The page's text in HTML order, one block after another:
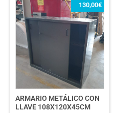
ARMARIO METÁLICO CON
LLAVE 108X120X45CM
130,00€